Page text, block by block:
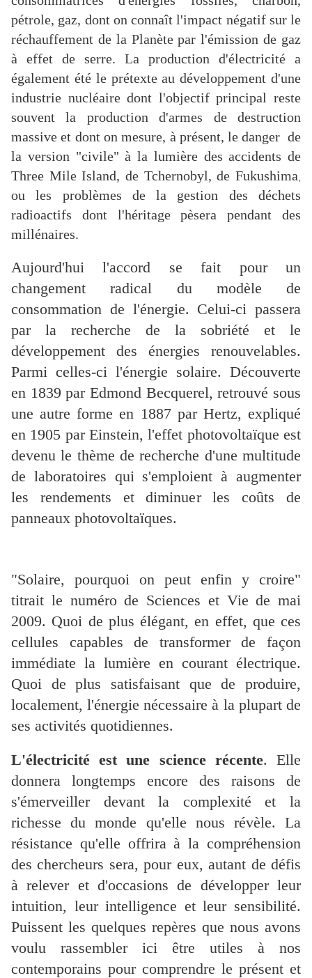
pétrole, gaz, dont on connaît l'impact négatif sur le
réchauffement de la Planète par l'émission de gaz
à effet de serre. La production d'électricité a
également été le prétexte au développement d'une
industrie nucléaire dont l'objectif principal reste
souvent la production d'armes de destruction
massive et dont on mesure, à présent, le danger de
la version "civile" à la lumière des accidents de
Three Mile Island, de Tchernobyl, de Fukushima
ou les problèmes de la gestion des déchets
radioactifs dont l'héritage pèsera pendant des
millénaires.
Aujourd'hui l'accord se fait pour un
changement radical du modèle de
consommation de l'énergie. Celui-ci passera
par la recherche de la sobriété et le
développement des énergies renouvelables.
Parmi celles-ci l'énergie solaire. Découverte
en 1839 par Edmond Becquerel, retrouvé sous
une autre forme en 1887 par Hertz, expliqué
en 1905 par Einstein, l'effet photovoltaïque est
devenu le thème de recherche d'une multitude
de laboratoires qui s'emploient à augmenter
les rendements et diminuer les coûts de
panneaux photovoltaïques.
"Solaire, pourquoi on peut enfin y croire"
titrait le numéro de Sciences et Vie de mai
2009. Quoi de plus élégant, en effet, que ces
cellules capables de transformer de façon
immédiate la lumière en courant électrique.
Quoi de plus satisfaisant que de produire,
localement, l'énergie nécessaire à la plupart de
ses activités quotidiennes.
L'électricité est une science récente. Elle
donnera longtemps encore des raisons de
s'émerveiller devant la complexité et la
richesse du monde qu'elle nous révèle. La
résistance qu'elle offrira à la compréhension
des chercheurs sera, pour eux, autant de défis
à relever et d'occasions de développer leur
intuition, leur intelligence et leur sensibilité.
Puissent les quelques repères que nous avons
voulu rassembler ici être utiles à nos
contemporains pour comprendre le présent et